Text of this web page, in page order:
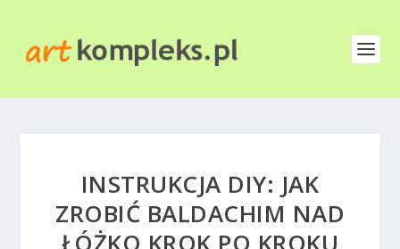
INSTRUKCJA DIY: JAK
ZROBIĆ BALDACHIM NAD